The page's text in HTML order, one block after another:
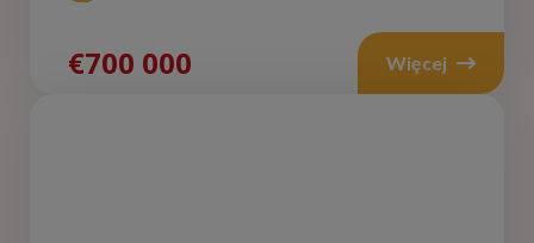
€700 000 Więcej